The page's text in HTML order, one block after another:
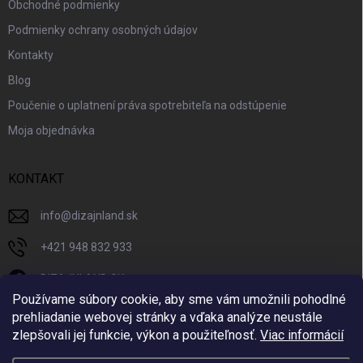
Používame súbory cookie, aby sme vám umožnili pohodlné
prehliadanie webovej stránky a vďaka analýze neustále
zlepšovali jej funkcie, výkon a použiteľnosť. Viac informácií
Obchodné podmienky
Podmienky ochrany osobných údajov
Kontakty
Blog
Poučenie o uplatnení práva spotrebiteľa na odstúpenie
Moja objednávka
KONTAKT
info@dizajnland.sk
+421 948 832 933
DIZAJNLAND SK
dizajnland.sk/
@dizajnland